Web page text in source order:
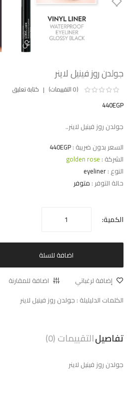
جولدن روز فينيل لاينر
(0 التقييمات) كتابة تعليق
440EGP
جولدن روز فينيل لاينر..
السعر بدون ضريبة :440EGP
الشركة : golden rose
النوع :eyeliner
حالة التوفر : متوفر
الكمية:
اضافة للسلة
إضافة لرغباتي
اضافة للمقارنة
الكلمات الدليليلة : جولدن روز فينيل لاينر
تفاصيلالتقييمات (0)
جولدن روز فينيل لاينر